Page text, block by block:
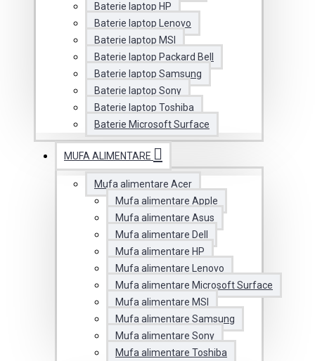
Baterie laptop HP
Baterie laptop Lenovo
Baterie laptop MSI
Baterie laptop Packard Bell
Baterie laptop Samsung
Baterie laptop Sony
Baterie laptop Toshiba
Baterie Microsoft Surface
MUFA ALIMENTARE
Mufa alimentare Acer
Mufa alimentare Apple
Mufa alimentare Asus
Mufa alimentare Dell
Mufa alimentare HP
Mufa alimentare Lenovo
Mufa alimentare Microsoft Surface
Mufa alimentare MSI
Mufa alimentare Samsung
Mufa alimentare Sony
Mufa alimentare Toshiba